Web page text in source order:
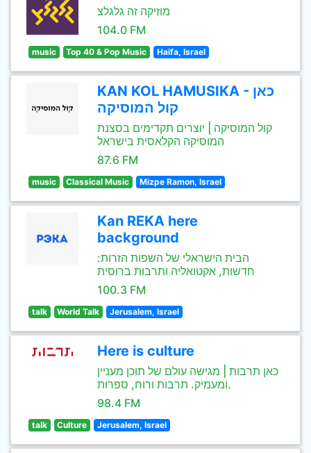
מוזיקה זה גלגלצ
104.0 FM
music Top 40 & Pop Music Haifa, Israel
KAN KOL HAMUSIKA - כאן
קול המוסיקה
קול המוסיקה | יוצרים תקדימים בסצנת
המוסיקה הקלאסית בישראל
87.6 FM
music Classical Music Mizpe Ramon, Israel
Kan REKA here
background
הבית הישראלי של השפות הזרות:
חדשות, אקטואליה ותרבות ברוסית
100.3 FM
talk World Talk Jerusalem, Israel
Here is culture
כאן תרבות | מגישה עולם של תוכן מעניין
ומעמיק. תרבות ורוח, ספרות.
98.4 FM
talk Culture Jerusalem, Israel